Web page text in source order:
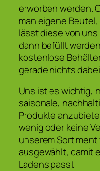
erworben werden.
man eigene Beutel,
lässt diese von
dann befüllt
kostenlose
gerade nichts
Uns ist es wichtig,
saisonale,
Produkte
wenig oder keine
unserem
ausgewählt, damit
Ladens passt.